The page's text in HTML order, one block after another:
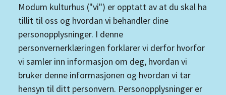
Modum kulturhus ("vi") er opptatt av at du skal ha
tillit til oss og hvordan vi behandler dine
personopplysninger. I denne
personvernerklæringen forklarer vi derfor hvorfor
vi samler inn informasjon om deg, hvordan vi
bruker denne informasjonen og hvordan vi tar
hensyn til ditt personvern. Personopplysninger er